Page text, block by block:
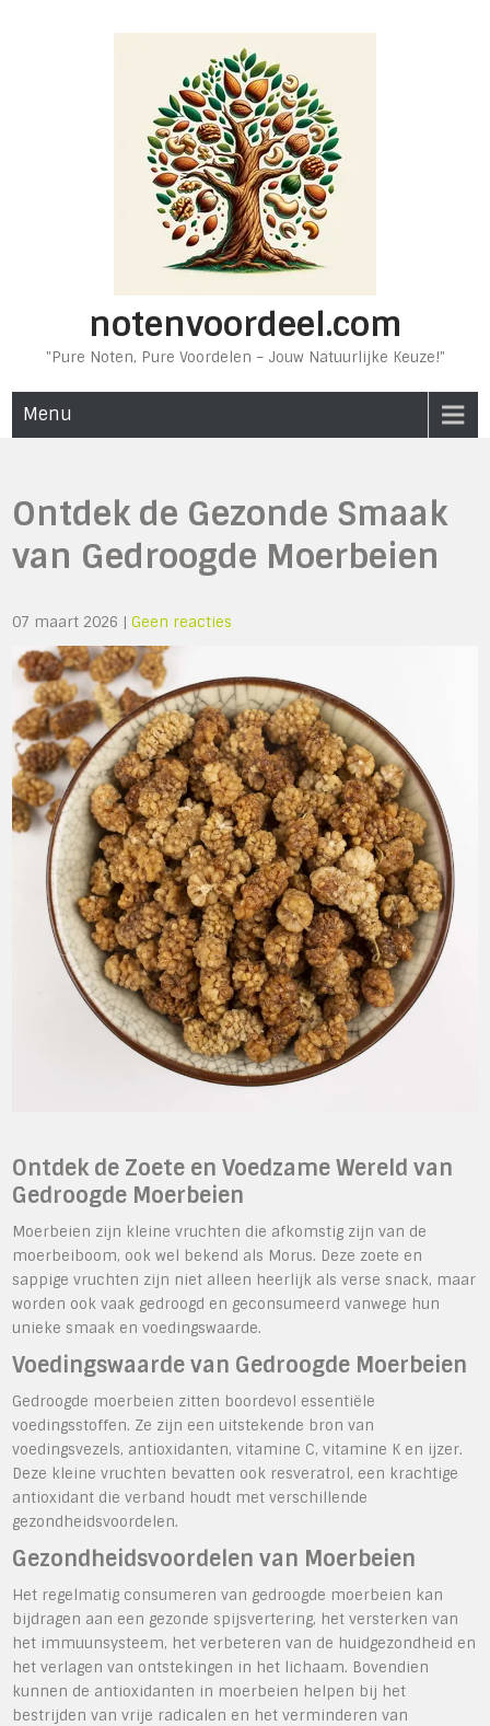
notenvoordeel.com
"Pure Noten, Pure Voordelen – Jouw Natuurlijke Keuze!"
Menu
Ontdek de Gezonde Smaak
van Gedroogde Moerbeien
07 maart 2026 |Geen reacties
Ontdek de Zoete en Voedzame Wereld van
Gedroogde Moerbeien
Moerbeien zijn kleine vruchten die afkomstig zijn van de
moerbeiboom, ook wel bekend als Morus. Deze zoete en
sappige vruchten zijn niet alleen heerlijk als verse snack, maar
worden ook vaak gedroogd en geconsumeerd vanwege hun
unieke smaak en voedingswaarde.
Voedingswaarde van Gedroogde Moerbeien
Gedroogde moerbeien zitten boordevol essentiële
voedingsstoffen. Ze zijn een uitstekende bron van
voedingsvezels, antioxidanten, vitamine C, vitamine K en ijzer.
Deze kleine vruchten bevatten ook resveratrol, een krachtige
antioxidant die verband houdt met verschillende
gezondheidsvoordelen.
Gezondheidsvoordelen van Moerbeien
Het regelmatig consumeren van gedroogde moerbeien kan
bijdragen aan een gezonde spijsvertering, het versterken van
het immuunsysteem, het verbeteren van de huidgezondheid en
het verlagen van ontstekingen in het lichaam. Bovendien
kunnen de antioxidanten in moerbeien helpen bij het
bestrijden van vrije radicalen en het verminderen van